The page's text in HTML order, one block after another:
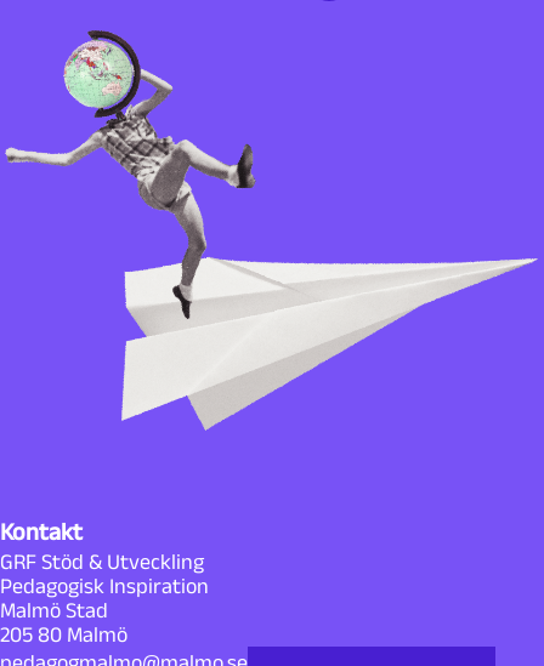
Kontakt
GRF Stöd & Utveckling
Pedagogisk Inspiration
Malmö Stad
205 80 Malmö